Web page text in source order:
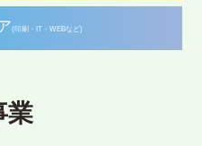
(印刷・IT・WEBなど)
業